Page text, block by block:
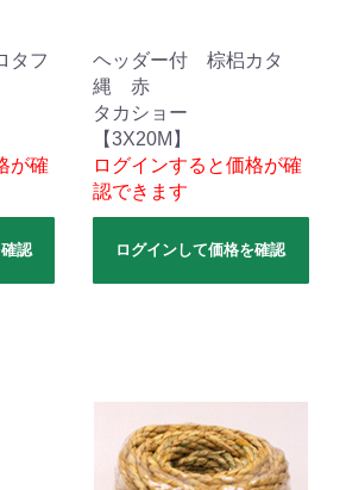
タフ
が確
認
ヘッダー付 棕梠カタ
縄 赤
タカショー
【3X20M】
ログインすると価格が確
認できます
ログインして価格を確認